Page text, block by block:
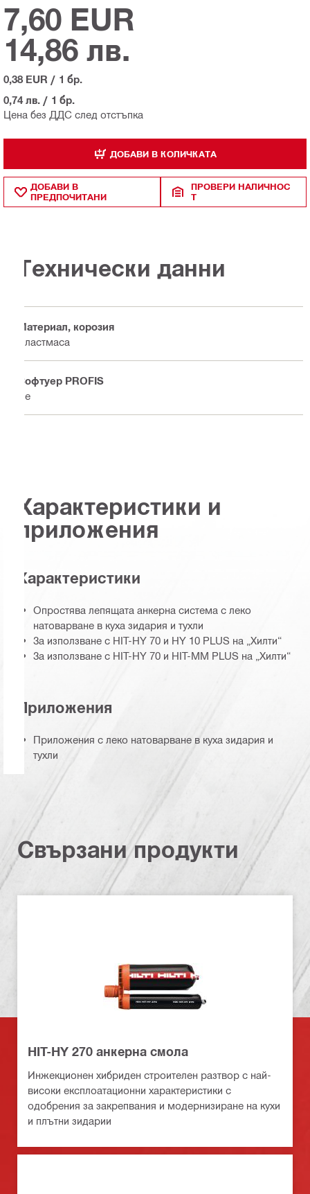
Цена без ДДС след отстъпка
7,60 EUR
14,86 лв.
0,38 EUR / 1 бр.
0,74 лв. / 1 бр.
ДОБАВИ В КОЛИЧКАТА
ДОБАВИ В
ПРЕДПОЧИТАНИ
ПРОВЕРИ НАЛИЧНОС
Т
Технически данни
Материал, корозия
Пластмаса
Софтуер PROFIS
Не
Характеристики и
приложения
Характеристики
Опростява лепящата анкерна система с леко
натоварване в куха зидария и тухли
За използване с HIT-HY 70 и HY 10 PLUS на „Хилти“
За използване с HIT-HY 70 и HIT-MM PLUS на „Хилти“
Приложения
Приложения с леко натоварване в куха зидария и
тухли
Свързани продукти
HIT-HY 270 анкерна смола
Инжекционен хибриден строителен разтвор с най-
високи експлоатационни характеристики с
одобрения за закрепвания и модернизиране на кухи
и плътни зидарии